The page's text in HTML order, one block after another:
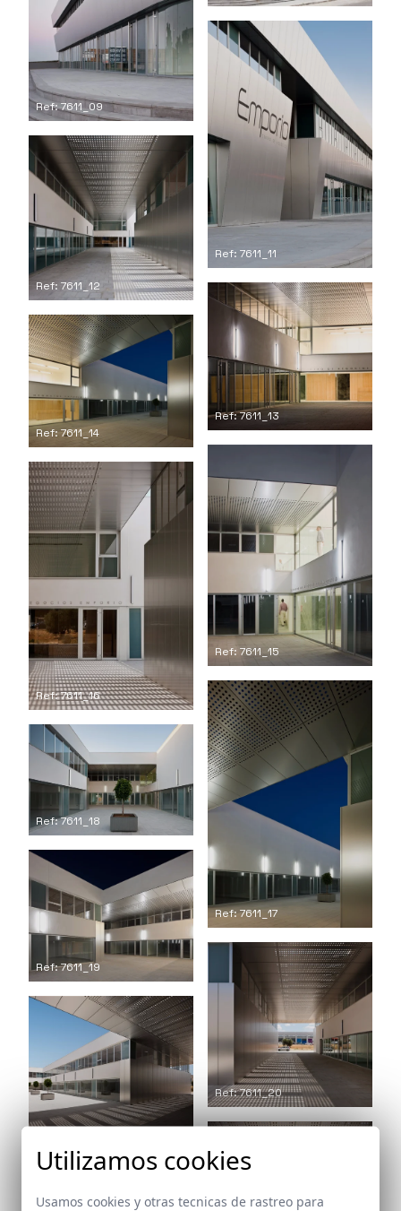
Ref: 7611_09
Ref: 7611_11
Ref: 7611_12
Ref: 7611_13
Ref: 7611_14
Ref: 7611_15
Ref: 7611_16
Ref: 7611_17
Ref: 7611_18
Ref: 7611_19
Ref: 7611_20
Ref: 7611_21
Utilizamos cookies
Usamos cookies y otras tecnicas de rastreo para